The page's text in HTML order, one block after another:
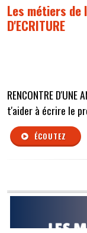
Les métiers de
D'ECRITURE
RENCONTRE D'UNE
t'aider à écrire le
ÉCOUTEZ